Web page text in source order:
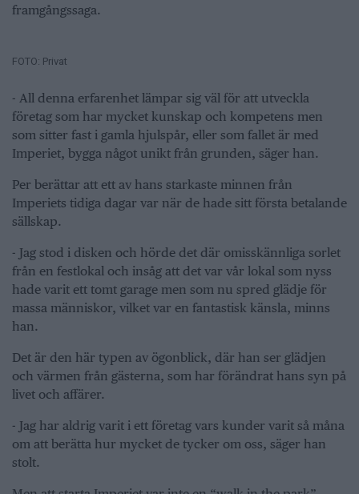
framgångssaga.
FOTO: Privat
- All denna erfarenhet lämpar sig väl för att utveckla
företag som har mycket kunskap och kompetens men
som sitter fast i gamla hjulspår, eller som fallet är med
Imperiet, bygga något unikt från grunden, säger han.
Per berättar att ett av hans starkaste minnen från
Imperiets tidiga dagar var när de hade sitt första betalande
sällskap.
- Jag stod i disken och hörde det där omisskännliga sorlet
från en festlokal och insåg att det var vår lokal som nyss
hade varit ett tomt garage men som nu spred glädje för
massa människor, vilket var en fantastisk känsla, minns
han.
Det är den här typen av ögonblick, där han ser glädjen
och värmen från gästerna, som har förändrat hans syn på
livet och affärer.
- Jag har aldrig varit i ett företag vars kunder varit så måna
om att berätta hur mycket de tycker om oss, säger han
stolt.